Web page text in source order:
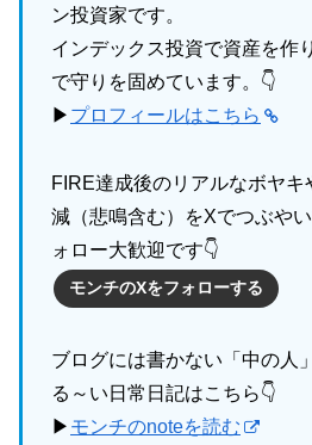
ン投資家です。
インデックス投資で資産を作
で守りを固めています。👇
▶ プロフィールはこちら
FIRE達成後のリアルなボヤキ
減（悲鳴含む）をXでつぶや
ォロー大歓迎です👇
モンチのXをフォローする
ブログには書かない「中の人
る～い日常日記はこちら👇
▶ モンチのnoteを読む